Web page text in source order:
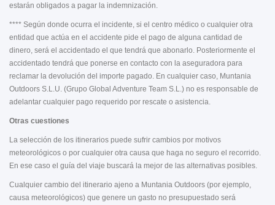
estarán obligados a pagar la indemnización.
**** Según donde ocurra el incidente, si el centro médico o cualquier otra
entidad que actúa en el accidente pide el pago de alguna cantidad de
dinero, será el accidentado el que tendrá que abonarlo. Posteriormente el
accidentado tendrá que ponerse en contacto con la aseguradora para
reclamar la devolución del importe pagado. En cualquier caso, Muntania
Outdoors S.L.U. (Grupo Global Adventure Team S.L.) no es responsable de
adelantar cualquier pago requerido por rescate o asistencia.
Otras cuestiones
La selección de los itinerarios puede sufrir cambios por motivos
meteorológicos o por cualquier otra causa que haga no seguro el recorrido.
En ese caso el guía del viaje buscará la mejor de las alternativas posibles.
Cualquier cambio del itinerario ajeno a Muntania Outdoors (por ejemplo,
causa meteorológicos) que genere un gasto no presupuestado será